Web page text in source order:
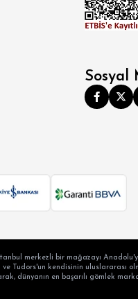
Sosyal
merkezli bir mağazayı
Tudors'un kendisinin uluslararası
dünyanın en başarılı gömlek